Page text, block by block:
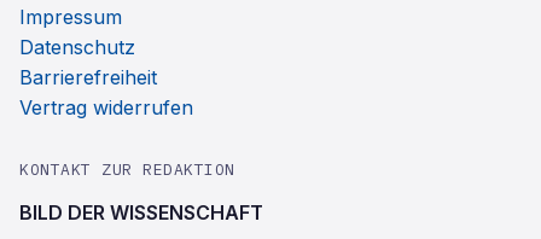
Impressum
Datenschutz
Barrierefreiheit
Vertrag widerrufen
KONTAKT ZUR REDAKTION
BILD DER WISSENSCHAFT